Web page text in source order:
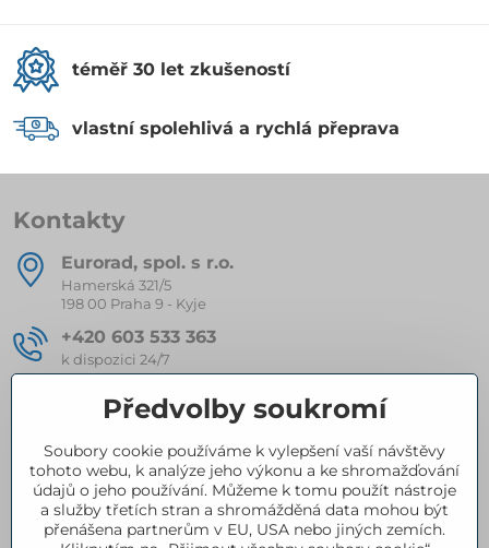
téměř 30 let zkušeností
vlastní spolehlivá a rychlá přeprava
Kontakty
Eurorad, spol​. s r​.o​.
Hamerská 321/5
198 00 Praha 9 - Kyje
+420 603 533 363
k dispozici 24/7
eurorad​@seznam​.cz
Kompletní nabídka produktů
Certifikace
Předvolby soukromí
Soubory cookie používáme k vylepšení vaší návštěvy
tohoto webu, k analýze jeho výkonu a ke shromažďování
údajů o jeho používání. Můžeme k tomu použít nástroje
a služby třetích stran a shromážděná data mohou být
přenášena partnerům v EU, USA nebo jiných zemích.